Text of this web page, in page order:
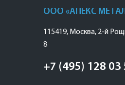
ООО «АПЕКС
115419, Москва, 2-й
8
+7 (495) 128 03